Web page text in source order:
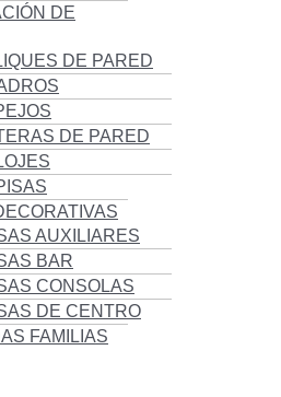
DE
DE PARED
DE PARED
AUXILIARES
BAR
CONSOLAS
DE CENTRO
FAMILIAS